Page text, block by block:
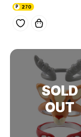
270